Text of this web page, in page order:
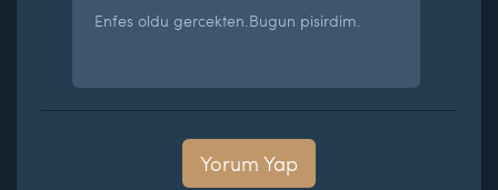
Enfes oldu gercekten.Bugun pisirdim.
Yorum Yap